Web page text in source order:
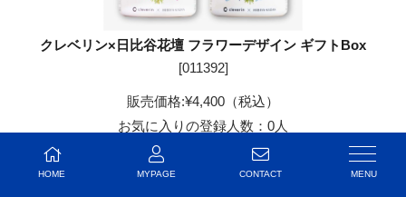
クレベリン×日比谷花壇 フラワーデザイン ギフトBox
[011392]
販売価格:¥4,400 （税込）
お気に入りの登録人数：0人
HOME MYPAGE CONTACT